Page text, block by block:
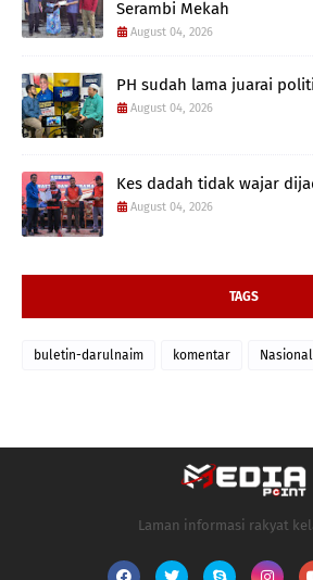
Serambi Mekah
August 04, 2026
PH sudah lama juarai
August 04, 2026
Kes dadah tidak wajar
August 04, 2026
TAGS
buletin-darulnaim komentar Nasional
Laman informasi rakyat